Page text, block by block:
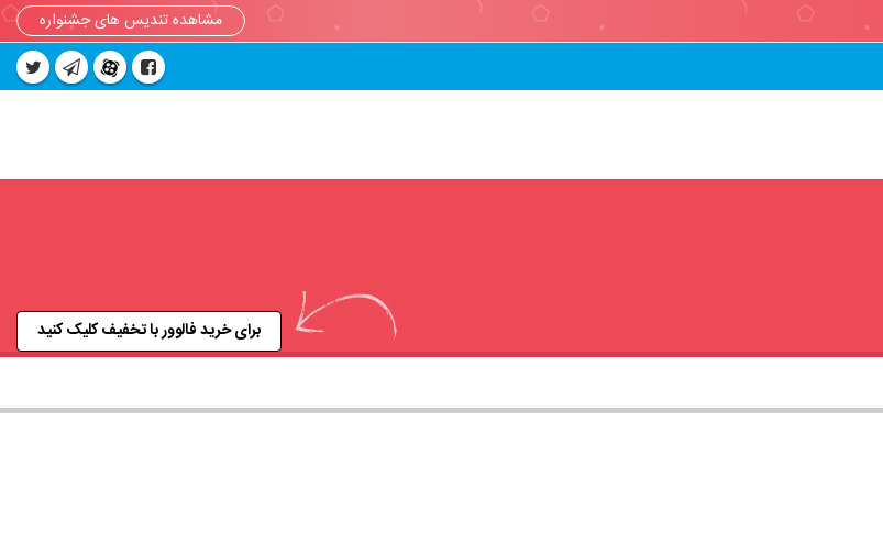
مشاهده تندیس های جشنواره
برای خرید فالوور با تخفیف کلیک کنید